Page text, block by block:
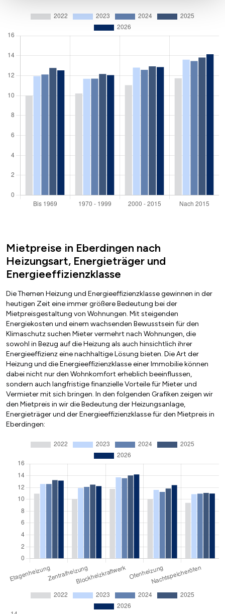
Mietpreise in Eberdingen nach
Heizungsart, Energieträger und
Energieeffizienzklasse
Die Themen Heizung und Energieeffizienzklasse gewinnen in der
heutigen Zeit eine immer größere Bedeutung bei der
Mietpreisgestaltung von Wohnungen. Mit steigenden
Energiekosten und einem wachsenden Bewusstsein für den
Klimaschutz suchen Mieter vermehrt nach Wohnungen, die
sowohl in Bezug auf die Heizung als auch hinsichtlich ihrer
Energieeffizienz eine nachhaltige Lösung bieten. Die Art der
Heizung und die Energieeffizienzklasse einer Immobilie können
dabei nicht nur den Wohnkomfort erheblich beeinflussen,
sondern auch langfristige finanzielle Vorteile für Mieter und
Vermieter mit sich bringen. In den folgenden Grafiken zeigen wir
den Mietpreis in wir die Bedeutung der Heizungsanlage,
Energieträger und der Energieeffizienzklasse für den Mietpreis in
Eberdingen: